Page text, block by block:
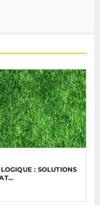
: SOLUTIONS